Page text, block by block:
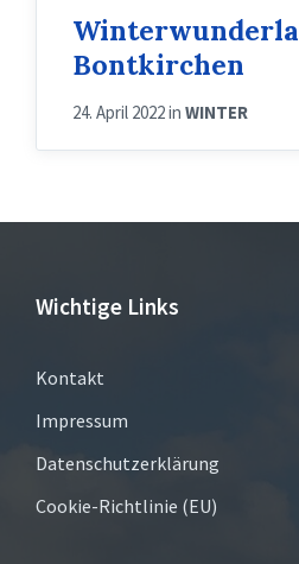
Bontkirchen
24. April 2022in WINTER
Wichtige Links
Kontakt
Impressum
Datenschutzerklärung
Cookie-Richtlinie (EU)